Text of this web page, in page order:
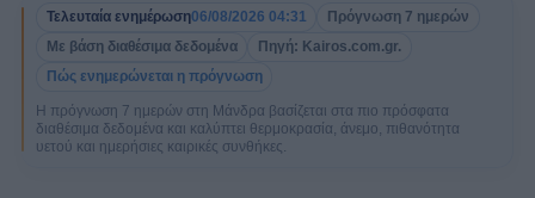
Τελευταία ενημέρωση06/08/2026 04:31 Πρόγνωση 7 ημερών
Με βάση διαθέσιμα δεδομένα Πηγή: Kairos.com.gr.
Πώς ενημερώνεται η πρόγνωση
Η πρόγνωση 7 ημερών στη Μάνδρα βασίζεται στα πιο πρόσφατα
διαθέσιμα δεδομένα και καλύπτει θερμοκρασία, άνεμο, πιθανότητα
υετού και ημερήσιες καιρικές συνθήκες.